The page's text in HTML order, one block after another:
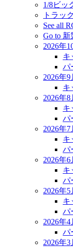
1/8ビッ
トラック
See all
Go to 新
2026年
キ
パ
2026年
キ
2026年
キ
パ
2026年
キ
パ
2026年
キ
パ
2026年
キ
パ
2026年
パ
2026年